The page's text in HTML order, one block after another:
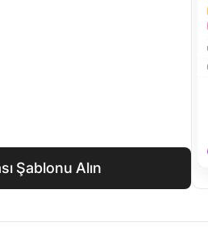
Şablonu Alın